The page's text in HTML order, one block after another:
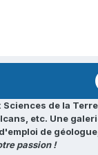
de la
etc. Une
de
passion !